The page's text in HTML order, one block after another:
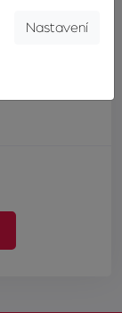
Nastavení